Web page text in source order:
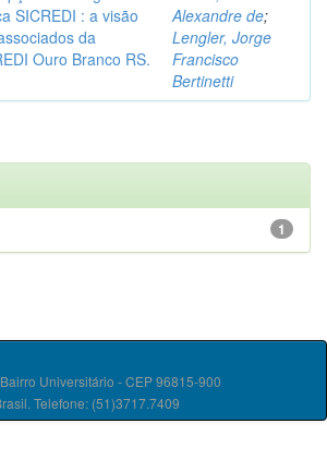
SICREDI : a visão
da
Ouro Branco RS.
Alexandre de;
Lengler, Jorge
Francisco
Bertinetti
1
Universitário - CEP 96815-900
Telefone: (51)3717.7409